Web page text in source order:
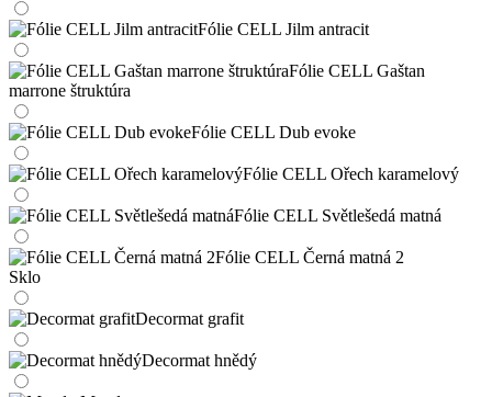
Fólie CELL Jilm antracit
Fólie CELL Gaštan
marrone štruktúra
Fólie CELL Dub evoke
Fólie CELL Ořech karamelový
Fólie CELL Světlešedá matná
Fólie CELL Černá matná 2
Sklo
Decormat grafit
Decormat hnědý